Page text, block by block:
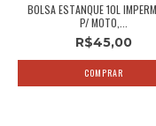
BOLSA ESTANQUE 10L
P/ MOTO,...
R$45,00